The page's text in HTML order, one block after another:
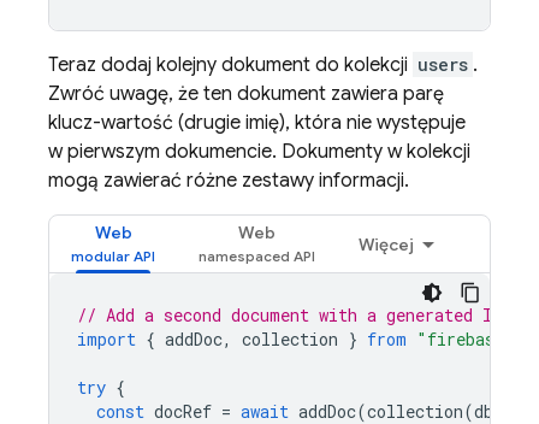
Teraz dodaj kolejny dokument do kolekcji users .
Zwróć uwagę, że ten dokument zawiera parę
klucz-wartość (drugie imię), która nie występuje
w pierwszym dokumencie. Dokumenty w kolekcji
mogą zawierać różne zestawy informacji.
Web Web
Więcej
// Add a second document with a generated ID.
import { addDoc, collection } from "firebase/
try {
const docRef = await addDoc(collection(db